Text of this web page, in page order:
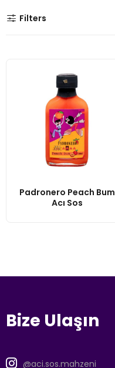
Filters
Padronero Peach Bum
Acı Sos
Bize Ulaşın
@aci.sos.mahzeni